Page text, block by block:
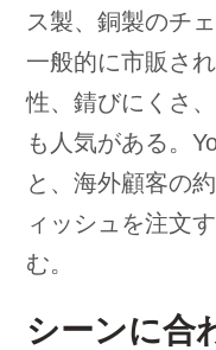
ス製、銅製のチ
一般的に市販さ
性、錆びにくさ
も人気がある。
と、海外顧客の
ィッシュを注文
む。
シーンに合